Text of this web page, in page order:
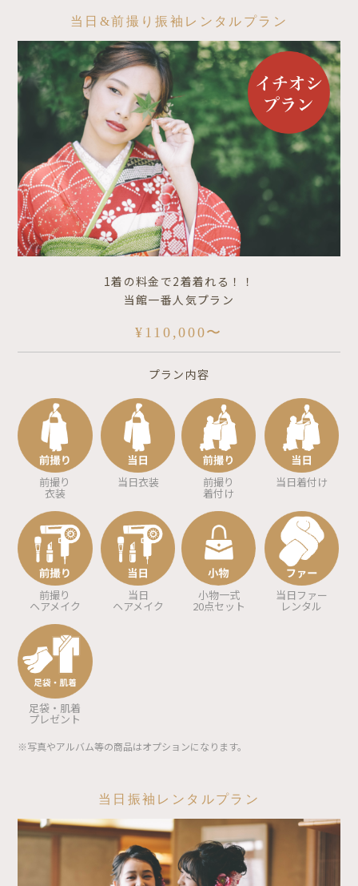
当日&前撮り振袖レンタルプラン
1着の料金で2着着れる！！
当館一番人気プラン
¥110,000〜
プラン内容
前撮り
衣装
当日衣装 前撮り
着付け
当日着付け
前撮り
ヘアメイク
当日
ヘアメイク
小物一式
20点セット
当日ファー
レンタル
足袋・肌着
プレゼント
※写真やアルバム等の商品はオプションになります。
当日振袖レンタルプラン